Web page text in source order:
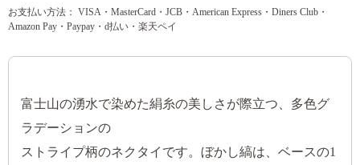
お支払い方法： VISA・MasterCard・JCB・American Express・Diners Club・
Amazon Pay・Paypay・d払い・楽天ペイ
富士山の湧水で染めた絹糸の美しさが際立つ、多色グ
ラデーションの
ストライプ柄のネクタイです。ぼかし縞は、ベースの1